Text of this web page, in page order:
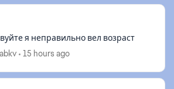
я неправильно вел возраст
15 hours ago